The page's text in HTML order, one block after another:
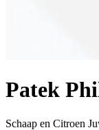
Patek
Schaap en Citroen